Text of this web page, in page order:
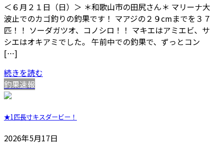
＜６月２１日（日）＞ ＊和歌山市の田尻さん＊ マリーナ大
波止でのカゴ釣りの釣果です！ マアジの２９cmまでを３７
匹！！ ソーダガツオ、コノシロ！！ マキエはアミエビ、サ
シエはオキアミでした。 午前中での釣果で、ずっとコン
[…]
続きを読む
釣果速報
★1匹長寸キスダービー！
2026年5月17日